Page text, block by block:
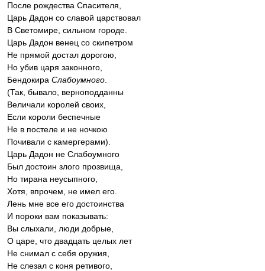
После рождества Спасителя,
Царь Дадон со славой царствовал
В Светомире, сильном городе.
Царь Дадон венец со скипетром
Не прямой достал дорогою,
Но убив царя законного,
Бендокира Слабоумного
(Так, бывало, верноподданны
Величали королей своих,
Если короли беспечные
Не в постеле и не ночкою
Почивали с камергерами).
Царь Дадон не Слабоумного
Был достоин злого прозвища,
Но тирана неусыпного,
Хотя, впрочем, не имел его.
Лень мне все его достоинства
И пороки вам показывать:
Вы слыхали, люди добрые,
О царе, что двадцать целых лет
Не снимал с себя оружия,
Не слезал с коня ретивого,